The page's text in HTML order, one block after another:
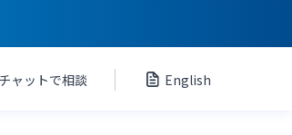
チャットで相談 English